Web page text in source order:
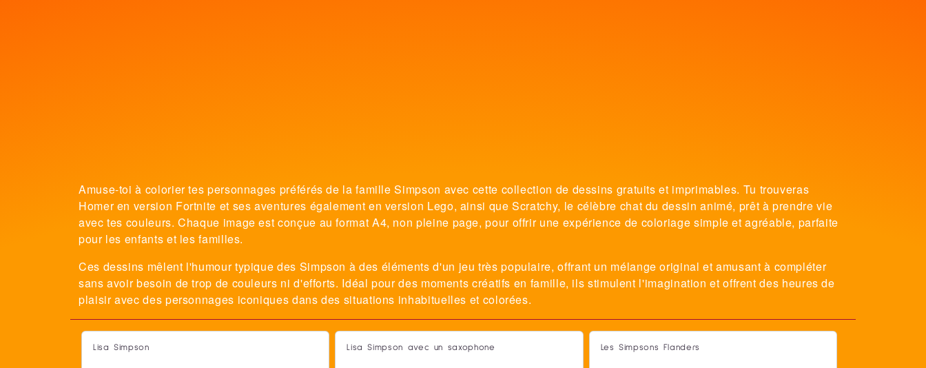
Amuse-toi à colorier tes personnages préférés de la famille Simpson avec cette collection de dessins gratuits et imprimables. Tu trouveras
Homer en version Fortnite et ses aventures également en version Lego, ainsi que Scratchy, le célèbre chat du dessin animé, prêt à prendre vie
avec tes couleurs. Chaque image est conçue au format A4, non pleine page, pour offrir une expérience de coloriage simple et agréable, parfaite
pour les enfants et les familles.
Ces dessins mêlent l'humour typique des Simpson à des éléments d'un jeu très populaire, offrant un mélange original et amusant à compléter
sans avoir besoin de trop de couleurs ni d'efforts. Idéal pour des moments créatifs en famille, ils stimulent l'imagination et offrent des heures de
plaisir avec des personnages iconiques dans des situations inhabituelles et colorées.
Lisa Simpson Lisa Simpson avec un saxophone Les Simpsons Flanders